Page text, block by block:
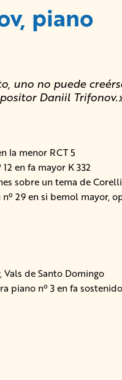
piano
uno no puede
Daniil
la menor RCT 5
en fa mayor K 332
sobre un tema de
29 en si bemol mayor,
de Santo Domingo
piano nº 3 en fa